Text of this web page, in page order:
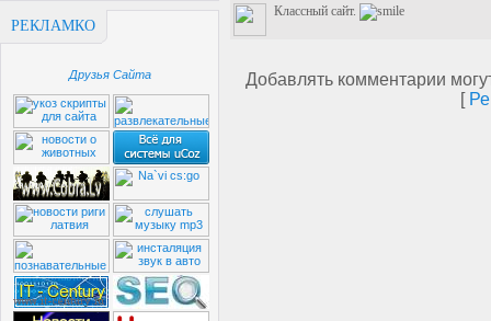
РЕКЛАМКО
Друзья Сайта
Классный сайт.
Добавлять комментарии
[